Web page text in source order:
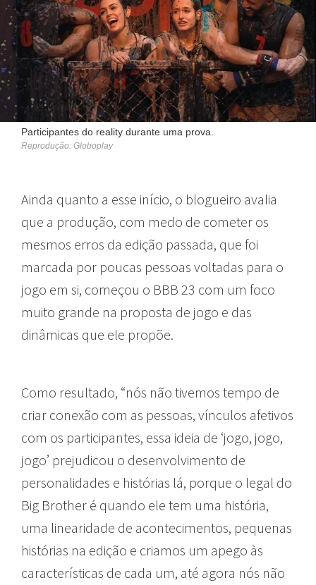
Participantes do reality durante uma prova.
Reprodução: Globoplay
Ainda quanto a esse início, o blogueiro avalia
que a produção, com medo de cometer os
mesmos erros da edição passada, que foi
marcada por poucas pessoas voltadas para o
jogo em si, começou o BBB 23 com um foco
muito grande na proposta de jogo e das
dinâmicas que ele propõe.
Como resultado, “nós não tivemos tempo de
criar conexão com as pessoas, vínculos afetivos
com os participantes, essa ideia de ‘jogo, jogo,
jogo’ prejudicou o desenvolvimento de
personalidades e histórias lá, porque o legal do
Big Brother é quando ele tem uma história,
uma linearidade de acontecimentos, pequenas
histórias na edição e criamos um apego às
características de cada um, até agora nós não